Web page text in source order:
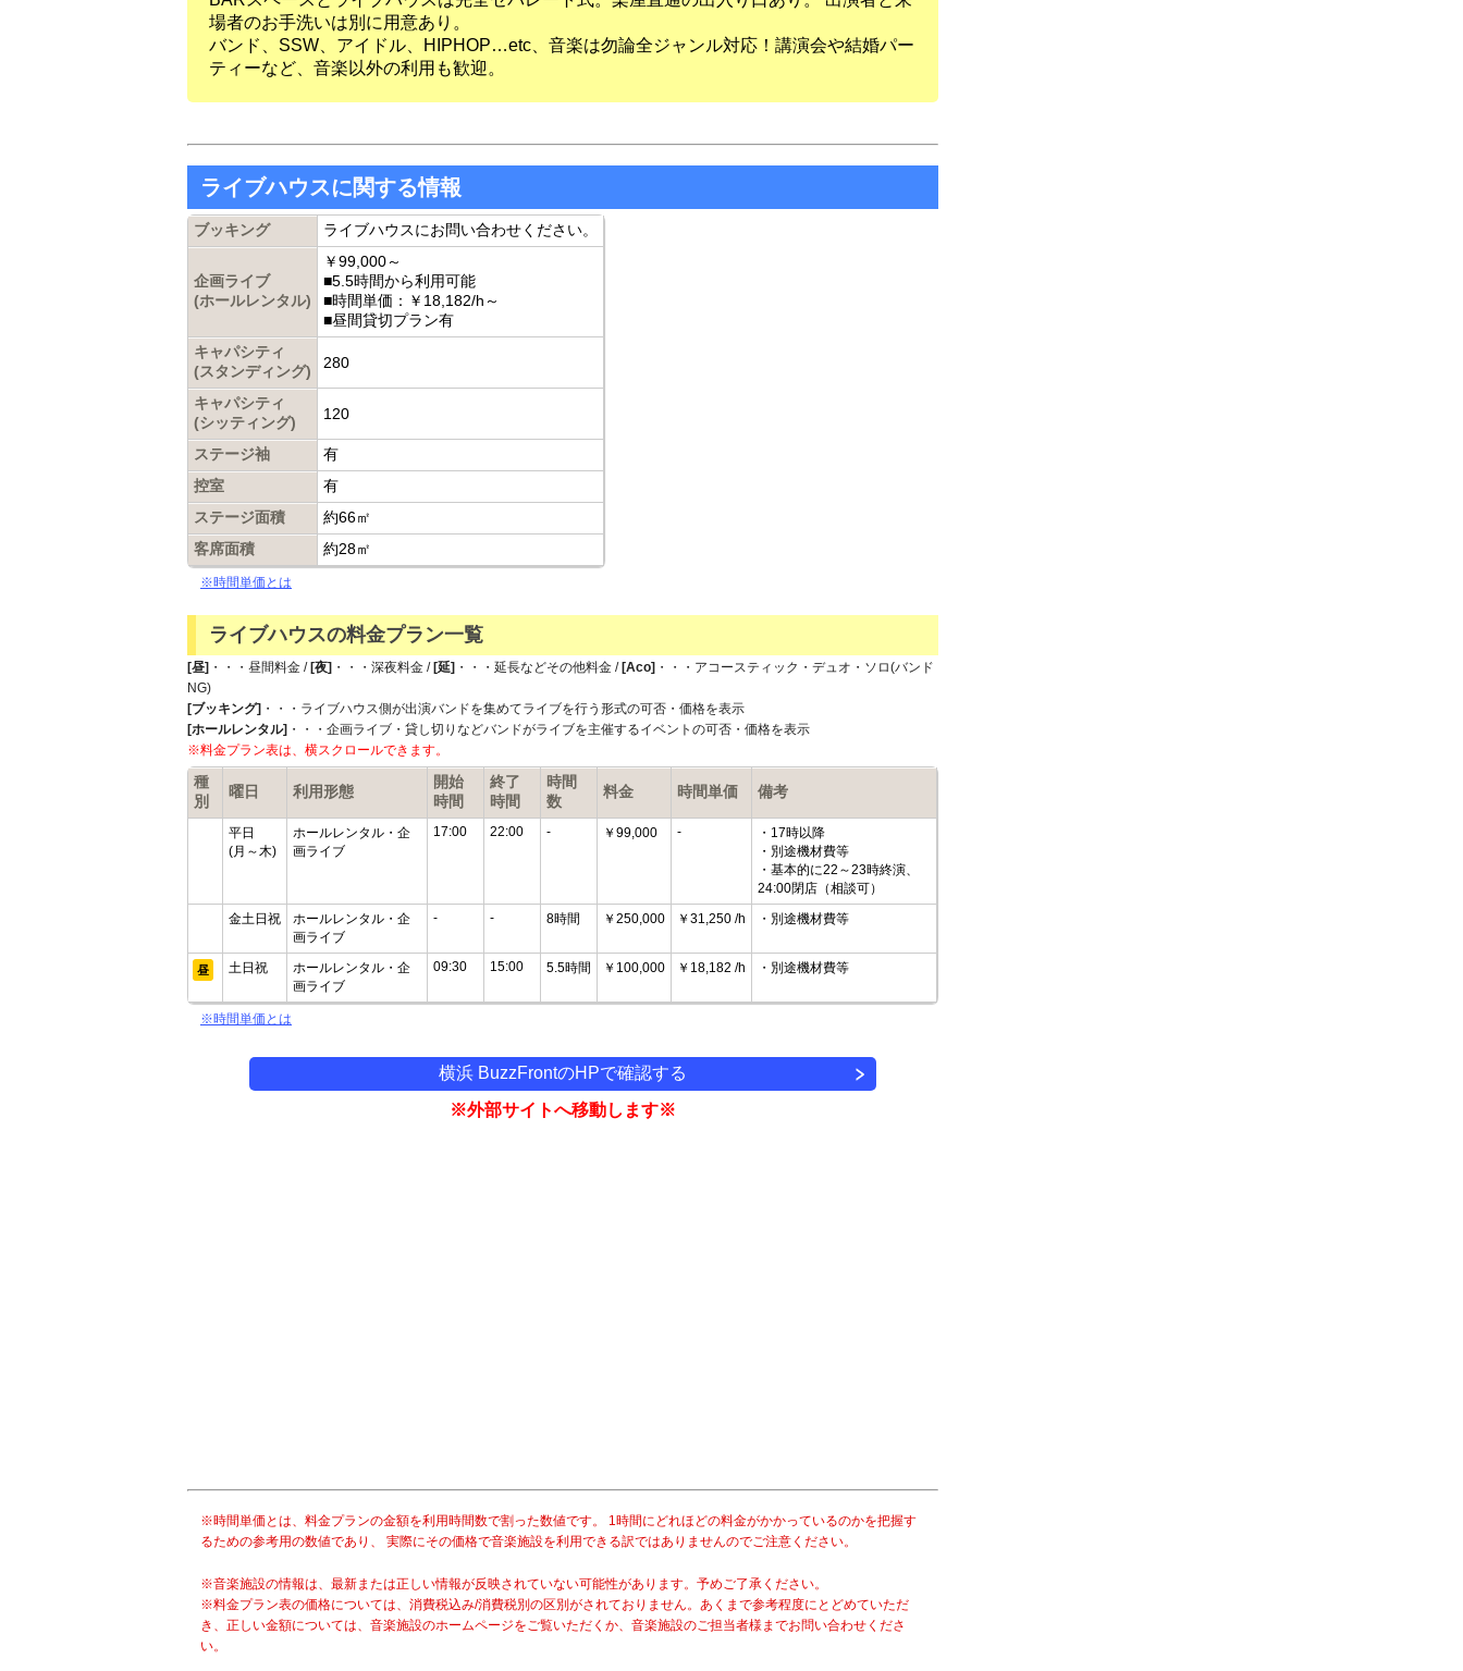
場者のお手洗いは別に用意あり。
バンド、SSW、アイドル、HIPHOP…etc、音楽は勿論全ジャンル対応！講演会や結婚パー
ティーなど、音楽以外の利用も歓迎。
ライブハウスに関する情報
ブッキング ライブハウスにお問い合わせください。
企画ライブ
(ホールレンタル)
￥99,000～
■5.5時間から利用可能
■時間単価：￥18,182/h～
■昼間貸切プラン有
キャパシティ
(スタンディング)
280
キャパシティ
(シッティング)
120
ステージ袖
有
控室
有
ステージ面積
約66㎡
客席面積
約28㎡
※時間単価とは
ライブハウスの料金プラン一覧
[昼] ・・・昼間料金 /[夜] ・・・深夜料金 /[延] ・・・延長などその他料金 /[Aco] ・・・アコースティック・デュオ・ソロ(バンド
NG)
[ブッキング] ・・・ライブハウス側が出演バンドを集めてライブを行う形式の可否・価格を表示
[ホールレンタル] ・・・企画ライブ・貸し切りなどバンドがライブを主催するイベントの可否・価格を表示
※料金プラン表は、横スクロールできます。
種
別
曜日 利用形態
開始
時間
終了
時間
時間
数
料金 時間単価 備考
平日
(月～木)
ホールレンタル・企
画ライブ
17:00 22:00 - ￥99,000 -
・17時以降
・別途機材費等
・基本的に22～23時終演、
24:00閉店（相談可）
金土日祝
ホールレンタル・企
画ライブ
- - 8時間 ￥250,000 ￥31,250 /h ・別途機材費等
昼 土日祝
ホールレンタル・企
画ライブ
09:30 15:00 5.5時間 ￥100,000 ￥18,182 /h ・別途機材費等
※時間単価とは
横浜 BuzzFrontのHPで確認する
※外部サイトへ移動します※
※時間単価とは、料金プランの金額を利用時間数で割った数値です。 1時間にどれほどの料金がかかっているのかを把握す
るための参考用の数値であり、 実際にその価格で音楽施設を利用できる訳ではありませんのでご注意ください。
※音楽施設の情報は、最新または正しい情報が反映されていない可能性があります。予めご了承ください。
※料金プラン表の価格については、消費税込み/消費税別の区別がされておりません。あくまで参考程度にとどめていただ
き、正しい金額については、音楽施設のホームページをご覧いただくか、音楽施設のご担当者様までお問い合わせくださ
い。